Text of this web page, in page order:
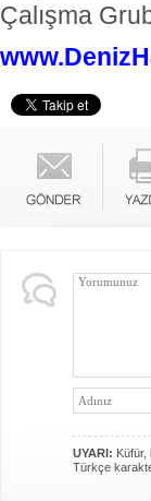
Çalışma
UYARI: Küfür,
Türkçe